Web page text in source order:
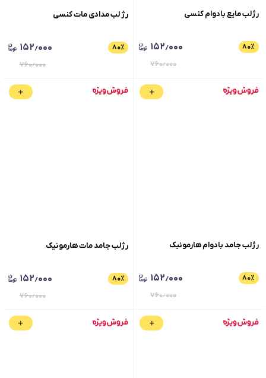
رژلب مایع بادوام کنسی
۸۰٪ ۱۵۲٫۰۰۰
۷۶۰٫۰۰۰
رژ لب مدادی مات کنسی
۸۰٪ ۱۵۲٫۰۰۰
۷۶۰٫۰۰۰
رژلب جامد بادوام هارمونیک
۸۰٪ ۱۵۲٫۰۰۰
۷۶۰٫۰۰۰
رژلب جامد مات هارمونیک
۸۰٪ ۱۵۲٫۰۰۰
۷۶۰٫۰۰۰